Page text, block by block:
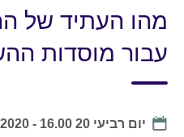
language
מהו העתיד של
עבור מוסדות
Date
יום רביעי 20 May 2020 - 16.00